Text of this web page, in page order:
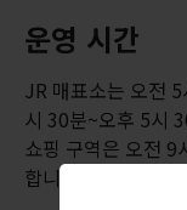
운영 시간
JR 매표소는 오전
시 30분~오후 5시
쇼핑 구역은 오전 9
합니다.